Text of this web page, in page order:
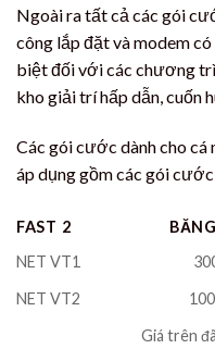
Ngoài ra tất cả các gói
công lắp đặt và modem
biệt đối với các chương
kho giải trí hấp dẫn, cuốn
Các gói cước dành cho cá
áp dụng gồm các gói
FAST 2
NET VT1
NET VT2
Giá trên